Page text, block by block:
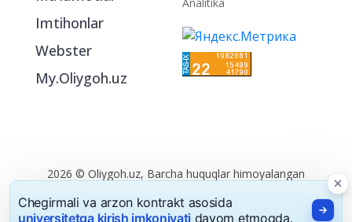
Imtihonlar
Webster
My.Oliygoh.uz
2026 © Oliygoh.uz, Barcha huquqlar himoyalangan
Reklama/Foydalanish shartlari
Chegirmali va arzon kontrakt asosida
universitetga kirish imkoniyati davom etmoqda.